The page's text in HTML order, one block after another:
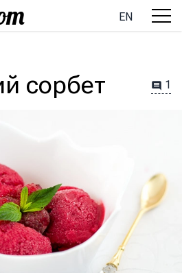
EN
сорбет 1